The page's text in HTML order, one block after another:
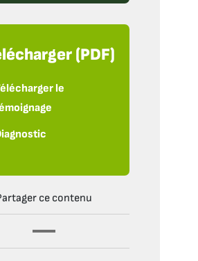
(PDF)
le
ce contenu